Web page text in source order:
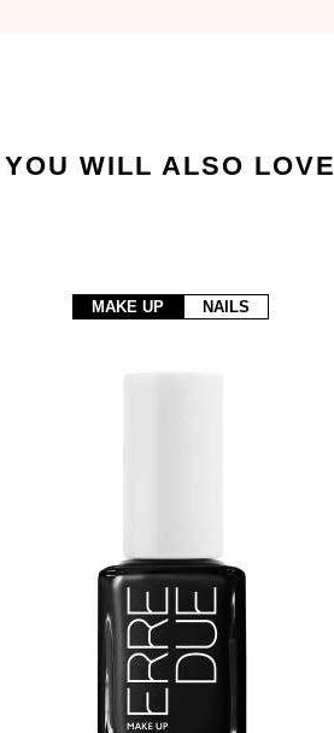
YOU WILL ALSO LOVE
MAKE UP NAILS